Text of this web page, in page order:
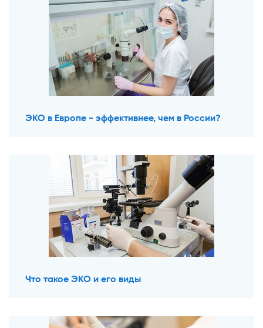
ЭКО в Европе - эффективнее, чем в России?
Что такое ЭКО и его виды